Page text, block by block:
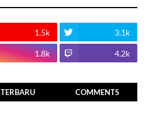
1.5k 3.1k
1.8k 4.2k
TERBARU COMMENTS